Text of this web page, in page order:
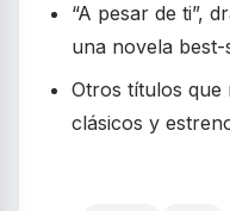
“A pesar de ti”,
una novela best-
Otros títulos que
clásicos y